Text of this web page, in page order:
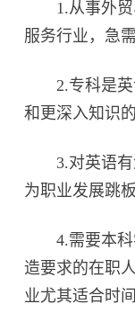
1.从事外贸
服务行业，急
2.专科是英
和更深入知识
3.对英语有
为职业发展跳
4.需要本科
造要求的在职
业尤其适合时